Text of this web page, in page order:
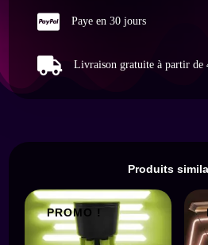
mit
5
Schussweite
 Paye en 30 jours
 Livraison gratuite à partir de
Produits
PROMO !